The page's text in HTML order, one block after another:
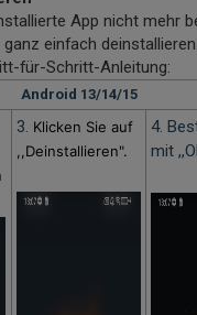
App nicht mehr
einfach
für-Schritt-Anleitung:
Android 13/14/15
3. Klicken Sie auf
,,Deinstallieren".
4.
mit